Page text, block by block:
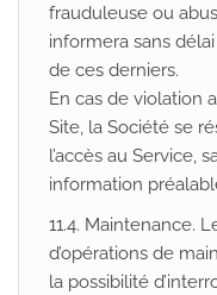
frauduleuse ou
informera sans
de ces derniers.
En cas de violation
Site, la Société se
l’accès au Service,
information
11.4. Maintenance.
d’opérations de
la possibilité